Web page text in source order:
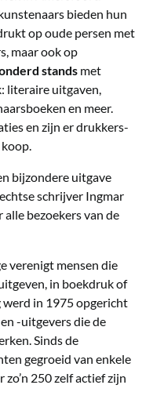
bieden hun
op oude persen met
maar ook op
stands met
literaire uitgaven,
en meer.
en zijn er drukkers-
bijzondere uitgave
schrijver Ingmar
bezoekers van de
verenigt mensen die
in boekdruk of
werd in 1975 opgericht
-uitgevers die de
Sinds de
gegroeid van enkele
250 zelf actief zijn